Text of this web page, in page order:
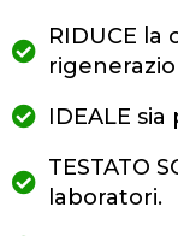
RIDUCE la
IDEALE
TESTATO
laboratori.